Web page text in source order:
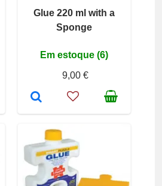
Glue 220 ml with a
Sponge
Em estoque (6)
9,00 €